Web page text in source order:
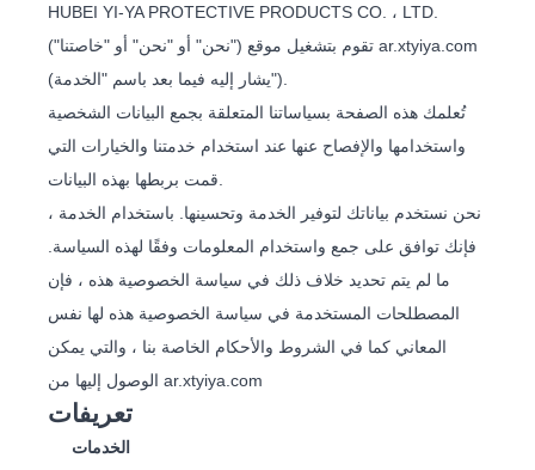
HUBEI YI-YA PROTECTIVE PRODUCTS CO. ، LTD.
("نحن" أو "نحن" أو "خاصتنا") تقوم بتشغيل موقع ar.xtyiya.com
(يشار إليه فيما بعد باسم "الخدمة").
تُعلمك هذه الصفحة بسياساتنا المتعلقة بجمع البيانات الشخصية
واستخدامها والإفصاح عنها عند استخدام خدمتنا والخيارات التي
قمت بربطها بهذه البيانات.
نحن نستخدم بياناتك لتوفير الخدمة وتحسينها. باستخدام الخدمة ،
فإنك توافق على جمع واستخدام المعلومات وفقًا لهذه السياسة.
ما لم يتم تحديد خلاف ذلك في سياسة الخصوصية هذه ، فإن
المصطلحات المستخدمة في سياسة الخصوصية هذه لها نفس
المعاني كما في الشروط والأحكام الخاصة بنا ، والتي يمكن
الوصول إليها من ar.xtyiya.com
تعريفات
الخدمات